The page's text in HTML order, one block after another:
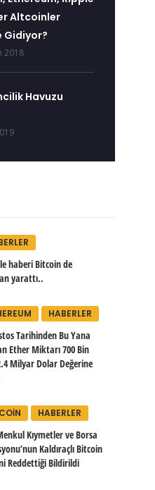
Altcoinler
Gidiyor?
2018
Havuzu
haberi Bitcoin de
yarattı..
HABERLER
Tarihinden Bu Yana
Ether Miktarı 700 Bin
Milyar Dolar Değerine
HABERLER
Kıymetler ve Borsa
Kaldıraçlı Bitcoin
Reddettiği Bildirildi